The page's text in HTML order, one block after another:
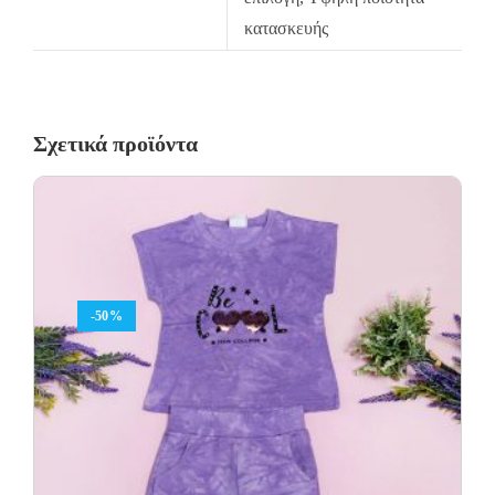
κατασκευής
Σχετικά προϊόντα
-50%